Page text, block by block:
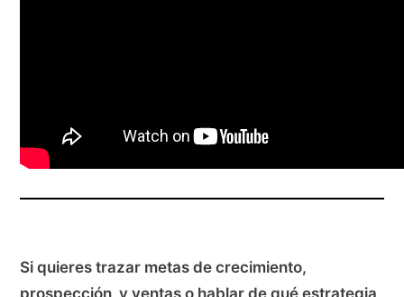
Si quieres trazar metas de crecimiento,
prospección y ventas o hablar de qué estrategia